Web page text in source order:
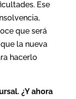
Ese
que será
la nueva
hacerlo
¿Y ahora